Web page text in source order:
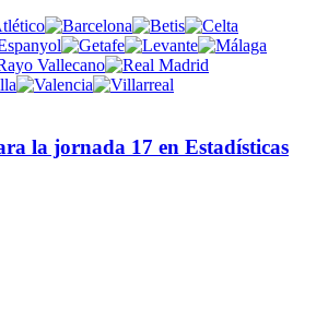
la jornada 17 en Estadísticas